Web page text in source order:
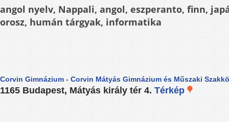
angol nyelv, Nappali, angol, eszperanto, finn,
orosz, humán tárgyak, informatika
Corvin Gimnázium - Corvin Mátyás Gimnázium és Műszaki
1165 Budapest, Mátyás király tér 4. Térkép